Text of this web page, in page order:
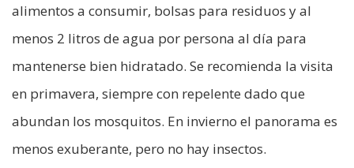
alimentos a consumir, bolsas para residuos y al
menos 2 litros de agua por persona al día para
mantenerse bien hidratado. Se recomienda la visita
en primavera, siempre con repelente dado que
abundan los mosquitos. En invierno el panorama es
menos exuberante, pero no hay insectos.